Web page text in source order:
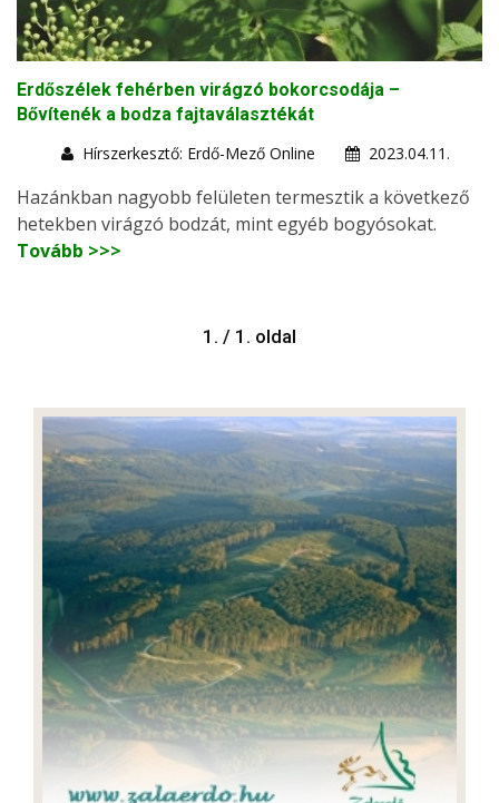
Erdőszélek fehérben virágzó bokorcsodája –
Bővítenék a bodza fajtaválasztékát
Hírszerkesztő: Erdő-Mező Online
2023.04.11.
Hazánkban nagyobb felületen termesztik a következő
hetekben virágzó bodzát, mint egyéb bogyósokat.
Tovább >>>
1. / 1. oldal